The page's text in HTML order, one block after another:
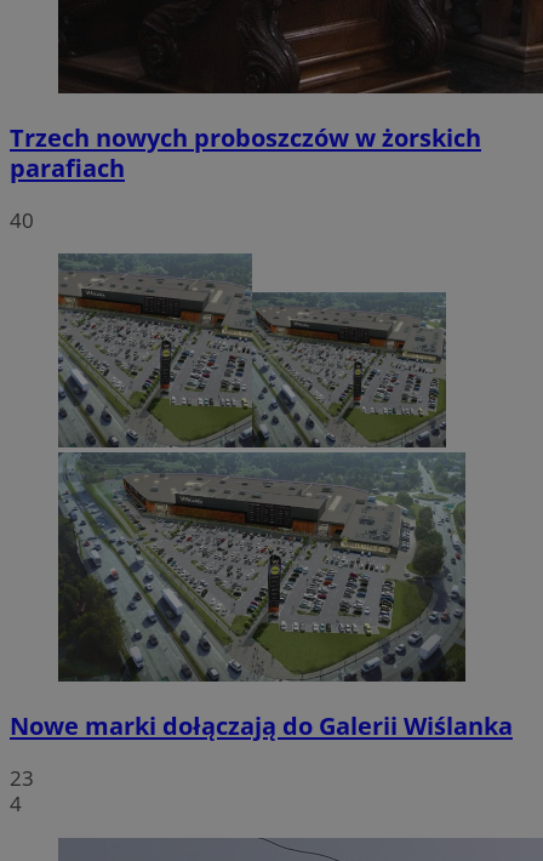
Trzech nowych proboszczów w żorskich
parafiach
40
Nowe marki dołączają do Galerii Wiślanka
23
4